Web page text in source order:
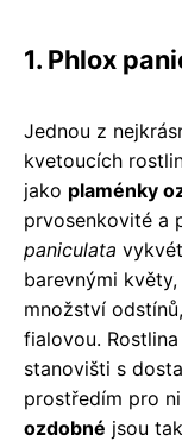
1. Phlox
Jednou z
kvetoucích
jako plaménky
prvosenkovité a
paniculata
barevnými
množství
fialovou.
stanovišti s
prostředím pro
ozdobné jsou